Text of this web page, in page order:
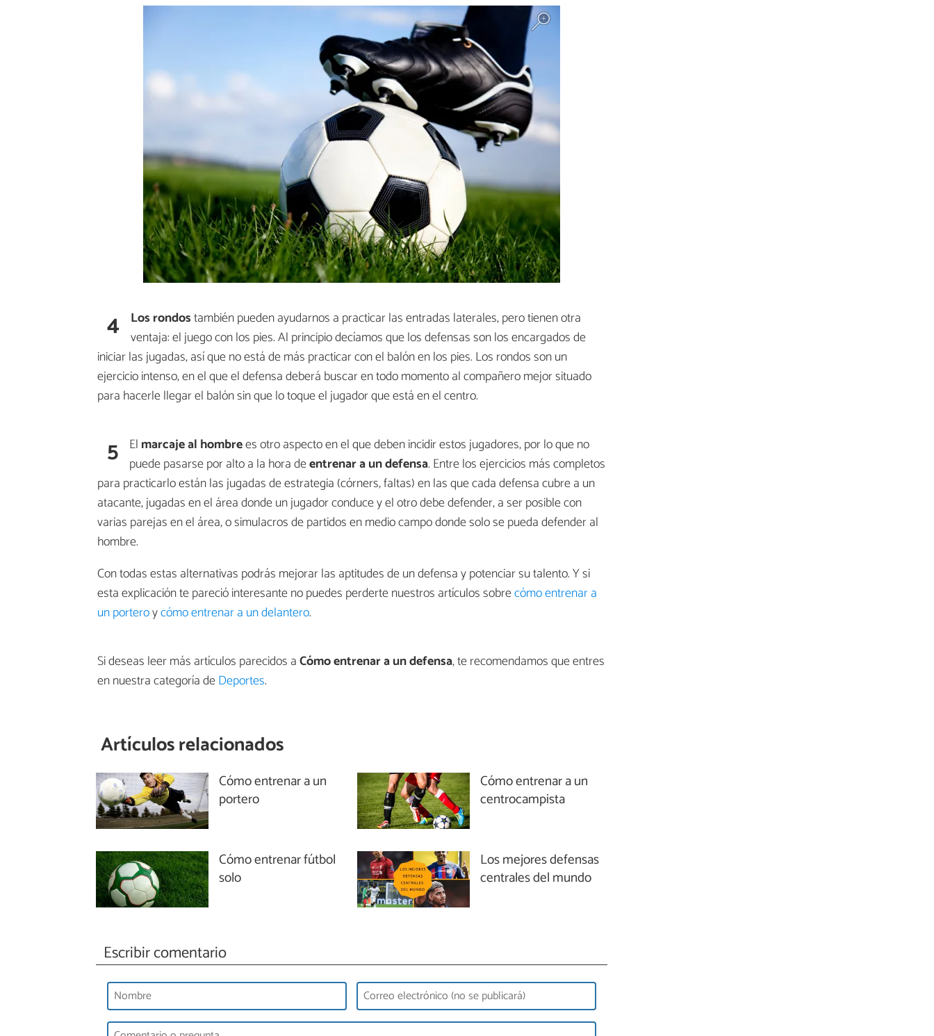
4 Los rondostambién pueden ayudarnos a practicar las entradas laterales, pero tienen otra
ventaja: el juego con los pies. Al principio decíamos que los defensas son los encargados de
iniciar las jugadas, así que no está de más practicar con el balón en los pies. Los rondos son un
ejercicio intenso, en el que el defensa deberá buscar en todo momento al compañero mejor situado
para hacerle llegar el balón sin que lo toque el jugador que está en el centro.
5 El marcaje al hombrees otro aspecto en el que deben incidir estos jugadores, por lo que no
puede pasarse por alto a la hora deentrenar a un defensa. Entre los ejercicios más completos
para practicarlo están las jugadas de estrategia (córners, faltas) en las que cada defensa cubre a un
atacante, jugadas en el área donde un jugador conduce y el otro debe defender, a ser posible con
varias parejas en el área, o simulacros de partidos en medio campo donde solo se pueda defender al
hombre.
Con todas estas alternativas podrás mejorar las aptitudes de un defensa y potenciar su talento. Y si
esta explicación te pareció interesante no puedes perderte nuestros artículos sobrecómo entrenar a
un porteroycómo entrenar a un delantero.
Si deseas leer más artículos parecidos aCómo entrenar a un defensa, te recomendamos que entres
en nuestra categoría deDeportes.
Artículos relacionados
Cómo entrenar a un
portero
Cómo entrenar a un
centrocampista
Cómo entrenar fútbol
solo
Los mejores defensas
centrales del mundo
Escribir comentario